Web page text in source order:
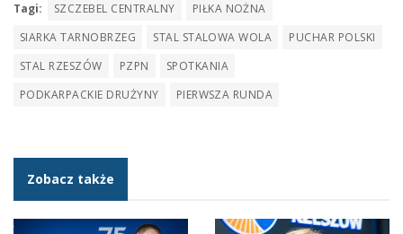
Tagi: SZCZEBEL CENTRALNY
PIŁKA NOŻNA
SIARKA TARNOBRZEG
STAL STALOWA WOLA
PUCHAR POLSKI
STAL RZESZÓW
PZPN
SPOTKANIA
PODKARPACKIE DRUŻYNY
PIERWSZA RUNDA
Zobacz także